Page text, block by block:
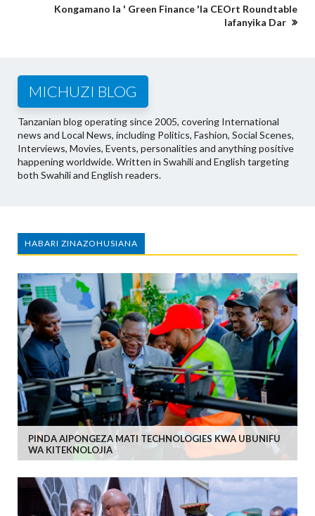
Kongamano la ' Green Finance 'la CEOrt Roundtable
lafanyika Dar
MICHUZI BLOG
Tanzanian blog operating since 2005, covering International
news and Local News, including Politics, Fashion, Social Scenes,
Interviews, Movies, Events, personalities and anything positive
happening worldwide. Written in Swahili and English targeting
both Swahili and English readers.
HABARI ZINAZOHUSIANA
PINDA AIPONGEZA MATI TECHNOLOGIES KWA UBUNIFU
WA KITEKNOLOJIA